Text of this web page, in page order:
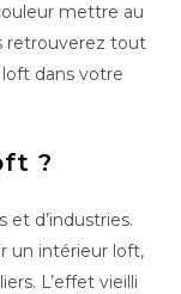
mettre au
retrouverez tout
dans votre
?
et d’industries.
un intérieur loft,
L’effet vieilli